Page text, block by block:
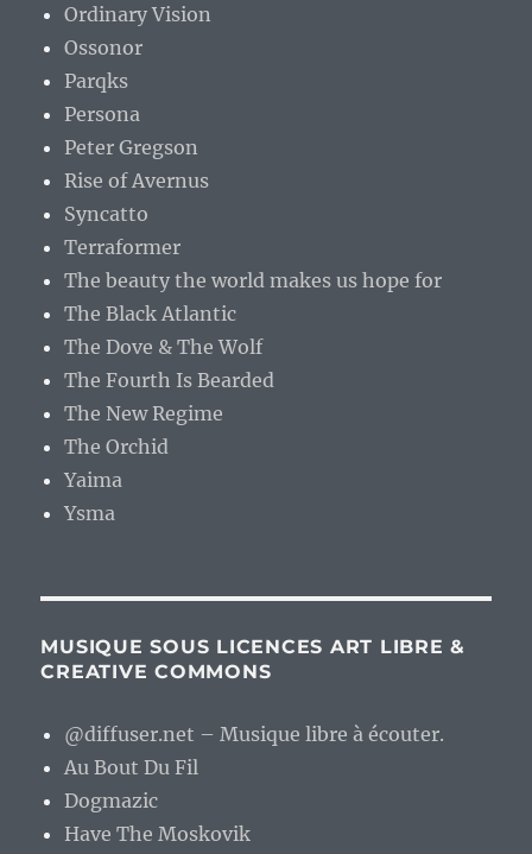
Ordinary Vision
Ossonor
Parqks
Persona
Peter Gregson
Rise of Avernus
Syncatto
Terraformer
The beauty the world makes us hope for
The Black Atlantic
The Dove & The Wolf
The Fourth Is Bearded
The New Regime
The Orchid
Yaima
Ysma
MUSIQUE SOUS LICENCES ART LIBRE &
CREATIVE COMMONS
@diffuser.net – Musique libre à écouter.
Au Bout Du Fil
Dogmazic
Have The Moskovik